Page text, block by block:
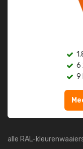
6
9
alle RAL-